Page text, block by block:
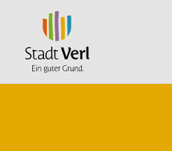
Zum Hauptinhalt springen